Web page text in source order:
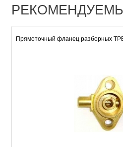
Прямоточный фланец разборных